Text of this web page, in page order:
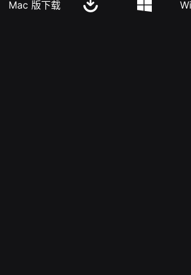
Mac 版下载